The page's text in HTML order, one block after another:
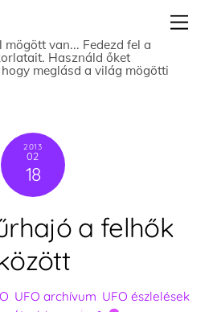
van... Fedezd fel a
Használd őket
meglásd a világ mögötti
2013
02
18
a felhők
UFO archívum UFO észlelések,